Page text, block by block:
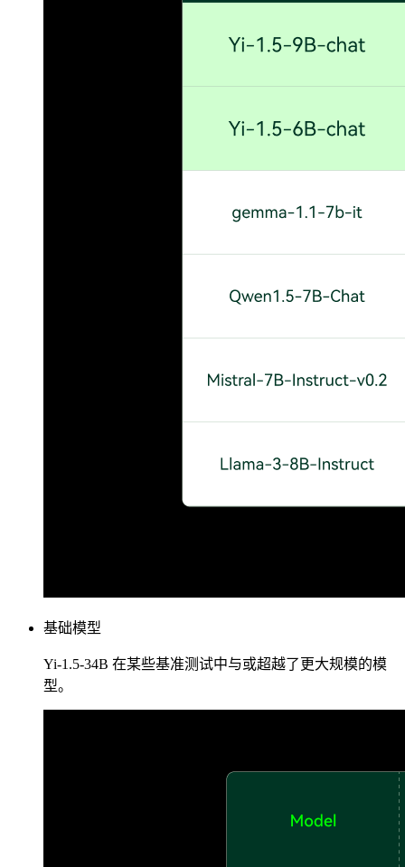
基础模型
Yi-1.5-34B 在某些基准测试中与或超越了更大规模的模
型。